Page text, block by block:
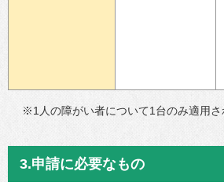
※1人の障がい者について1台のみ適用さ
3.申請に必要なもの